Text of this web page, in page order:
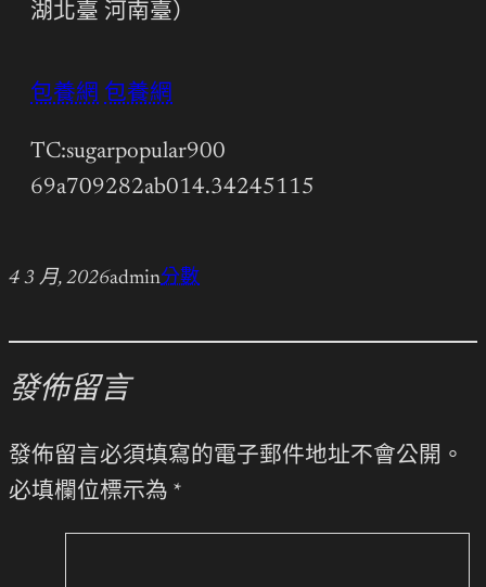
湖北臺 河南臺）
包養網 包養網
TC:sugarpopular900
69a709282ab014.34245115
4 3 月, 2026admin分數
發佈留言
發佈留言必須填寫的電子郵件地址不會公開。
必填欄位標示為 *